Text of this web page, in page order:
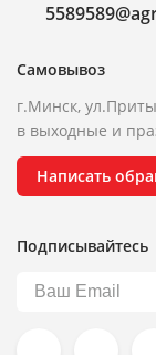
Самовывоз
г.Минск,
в выходные и
Написать
Подписывайтесь